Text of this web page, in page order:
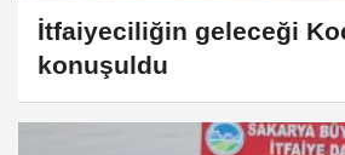
İtfaiyeciliğin geleceği
konuşuldu